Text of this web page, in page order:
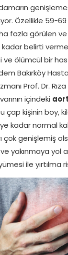
Özellikle 59-
fazla görülen
kadar belirti
ve ölümcül bir
Bakırköy
Prof. Dr. Rıza
içindeki
çap kişinin boy,
kadar normal
çok genişlemiş
yakınmaya yol
ile yırtılma